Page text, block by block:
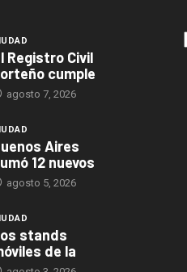
Registro Civil
cumple
agosto 7, 2026
Aires
12 nuevos
agosto 5, 2026
stands
de la